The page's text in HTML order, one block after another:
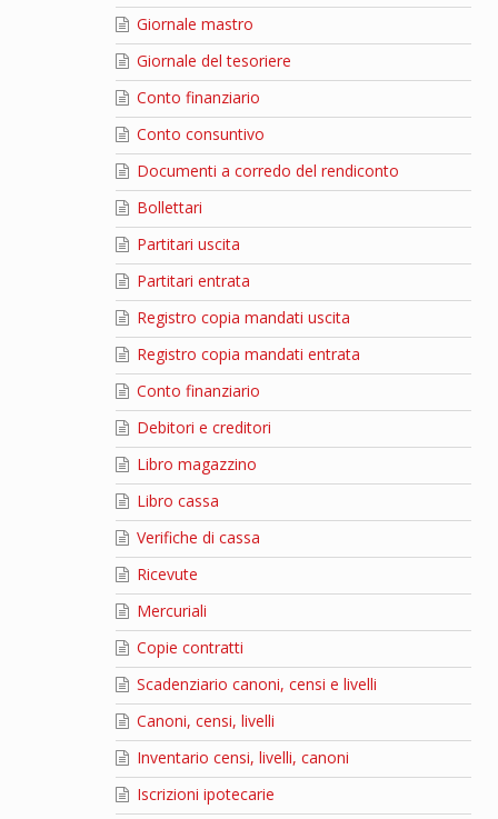
Giornale mastro
Giornale del tesoriere
Conto finanziario
Conto consuntivo
Documenti a corredo del rendiconto
Bollettari
Partitari uscita
Partitari entrata
Registro copia mandati uscita
Registro copia mandati entrata
Conto finanziario
Debitori e creditori
Libro magazzino
Libro cassa
Verifiche di cassa
Ricevute
Mercuriali
Copie contratti
Scadenziario canoni, censi e livelli
Canoni, censi, livelli
Inventario censi, livelli, canoni
Iscrizioni ipotecarie